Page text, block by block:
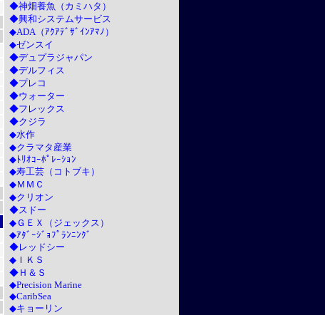
◆神畑養魚（カミハタ）
◆興和システムサービス
◆ADA（ｱｸｱﾃﾞｻﾞｲﾝｱﾏﾉ）
◆ゼンスイ
◆デュプラジャパン
◆デルフィス
◆プレコ
◆ウォーター
◆フレックス
◆クジラ
◆水作
◆クラマタ産業
◆ﾄﾘｵｺｰﾎﾟﾚｰｼｮﾝ
◆寿工芸（コトブキ）
◆ＭＭＣ
◆クリオン
◆スドー
◆ＧＥＸ（ジェックス）
◆ｱﾀﾞｰｼﾞｮﾌﾟﾗﾝﾆﾝｸﾞ
◆レッドシー
◆ＩＫＳ
◆Ｈ＆Ｓ
◆Precision Marine
◆CaribSea
◆キョーリン